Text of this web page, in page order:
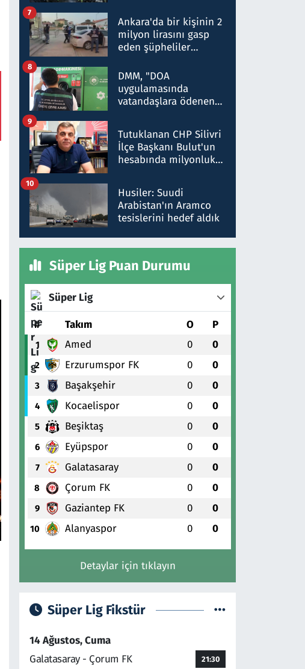
ifadelerinden ortaya
çıkan tablo şok etti
Ankara'da bir kişinin 2
milyon lirasını gasp
eden şüpheliler
7
DMM, "DOA
uygulamasında
vatandaşlara ödenen
düşürüldüğü" iddiasını
yalanladı
8
Tutuklanan CHP Silivri
İlçe Başkanı Bulut'un
hesabında milyonluk
talimat verdi, ben
gönderdim
9
Husiler: Suudi
Arabistan'ın Aramco
tesislerini hedef aldık
10
Süper Lig Puan Durumu
Süper Lig
# Takım O P
1 Amed 0 0
2 Erzurumspor FK 0 0
3 Başakşehir 0 0
4 Kocaelispor 0 0
5 Beşiktaş 0 0
6 Eyüpspor 0 0
7 Galatasaray 0 0
8 Çorum FK 0 0
9 Gaziantep FK 0 0
10 Alanyaspor 0 0
Detaylar için tıklayın
Süper Lig Fikstür
14 Ağustos, Cuma
Galatasaray - Çorum FK
21:30